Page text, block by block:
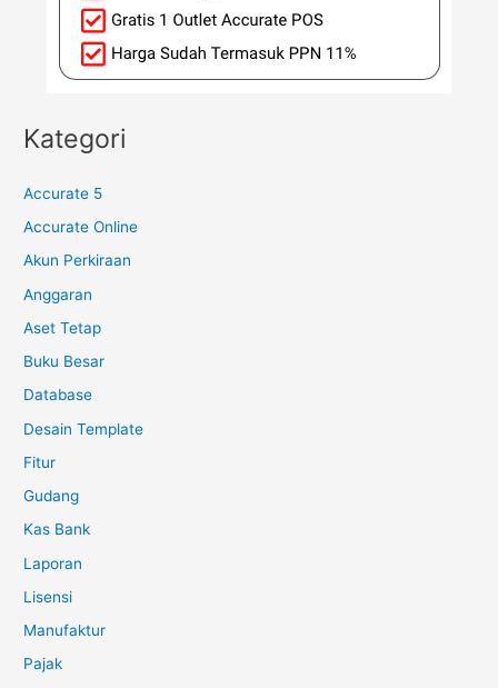
Kategori
Accurate 5
Accurate Online
Akun Perkiraan
Anggaran
Aset Tetap
Buku Besar
Database
Desain Template
Fitur
Gudang
Kas Bank
Laporan
Lisensi
Manufaktur
Pajak